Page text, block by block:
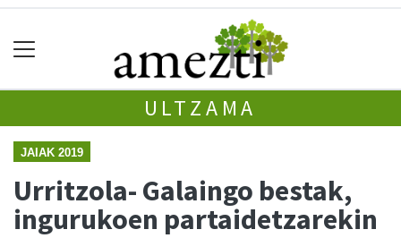
ULTZAMA
JAIAK 2019
Urritzola- Galaingo bestak,
ingurukoen partaidetzarekin